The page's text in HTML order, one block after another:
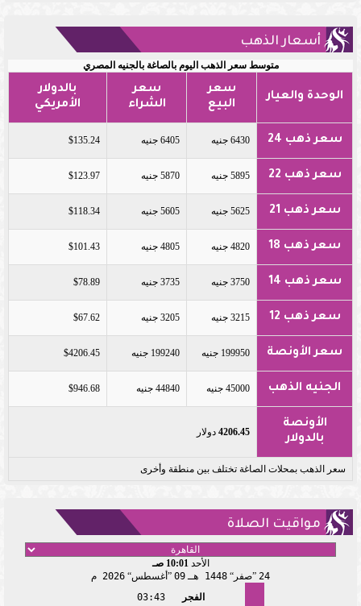
أسعار الذهب
متوسط سعر الذهب اليوم بالصاغة بالجنيه المصري
الوحدة والعيار
سعر
البيع
سعر
الشراء
بالدولار
الأمريكي
سعر ذهب 24 6430 جنيه 6405 جنيه $135.24
سعر ذهب 22 5895 جنيه 5870 جنيه $123.97
سعر ذهب 21 5625 جنيه 5605 جنيه $118.34
سعر ذهب 18 4820 جنيه 4805 جنيه $101.43
سعر ذهب 14 3750 جنيه 3735 جنيه $78.89
سعر ذهب 12 3215 جنيه 3205 جنيه $67.62
سعر الأونصة 199950 جنيه 199240 جنيه $4206.45
الجنيه الذهب 45000 جنيه 44840 جنيه $946.68
الأونصة
بالدولار
4206.45 دولار
سعر الذهب بمحلات الصاغة تختلف بين منطقة وأخرى
مواقيت الصلاة
الأحد 10:01 صـ
24
صفر 1448 هـ 09 أغسطس 2026 م
الفجر
03:43